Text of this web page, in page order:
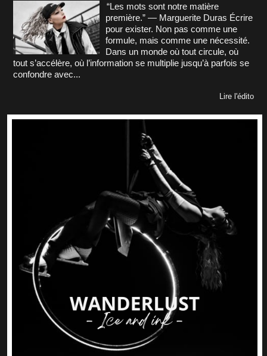
“Les mots sont notre matière
première.” — Marguerite Duras Écrire
pour exister. Non pas comme une
formule, mais comme une nécessité.
Dans un monde où tout circule, où
tout s’accélère, où l’information se multiplie jusqu’à parfois se
confondre avec...
Lire l'édito